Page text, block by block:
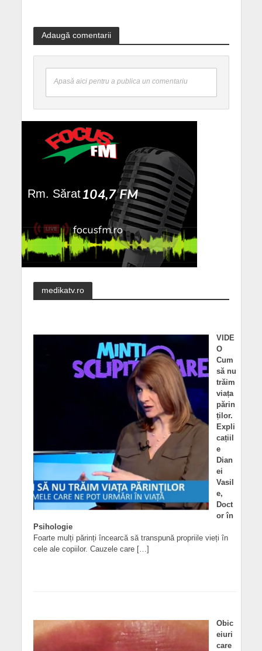
Adaugă comentarii
Apasă aici pentru a publica un comentariu
medikatv.ro
VIDE
O
Cum
să nu
trăim
viața
părin
ților.
Expli
cațiil
e
Dian
ei
Vasil
e,
Doct
or în
Psihologie
Foarte mulți părinți încearcă să transpună propriile vieți în
cele ale copiilor. Cauzele care […]
Obic
eiuri
care